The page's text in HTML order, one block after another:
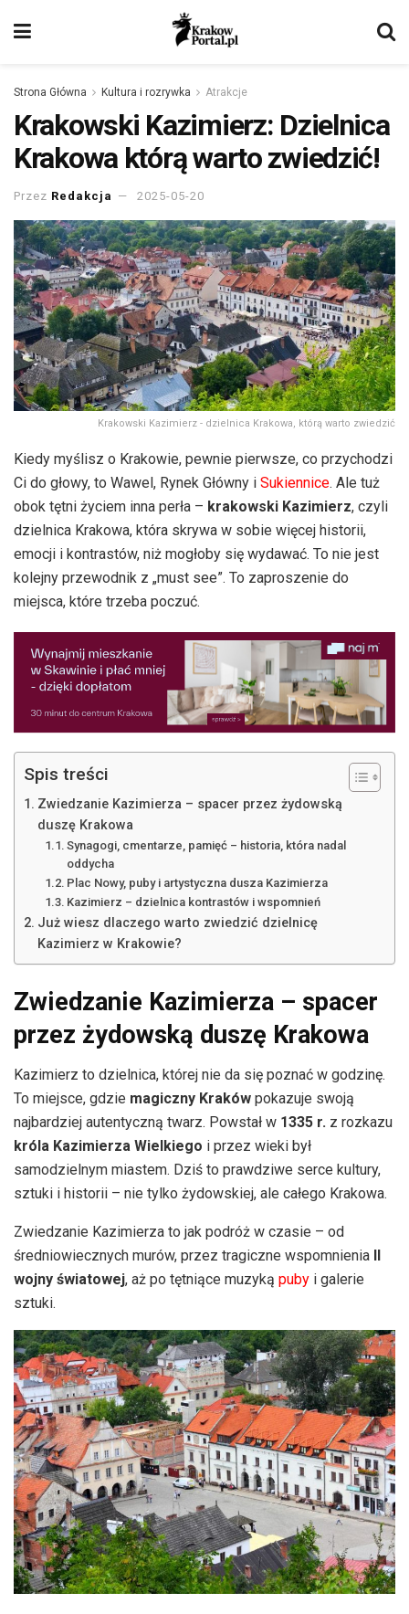
Strona Główna Kultura i rozrywka Atrakcje
Krakowski Kazimierz: Dzielnica
Krakowa którą warto zwiedzić!
Przez Redakcja 2025-05-20
Krakowski Kazimierz - dzielnica Krakowa, którą warto zwiedzić
Kiedy myślisz o Krakowie, pewnie pierwsze, co przychodzi
Ci do głowy, to Wawel, Rynek Główny i Sukiennice. Ale tuż
obok tętni życiem inna perła – krakowski Kazimierz, czyli
dzielnica Krakowa, która skrywa w sobie więcej historii,
emocji i kontrastów, niż mogłoby się wydawać. To nie jest
kolejny przewodnik z „must see”. To zaproszenie do
miejsca, które trzeba poczuć.
Spis treści
Zwiedzanie Kazimierza – spacer przez żydowską
duszę Krakowa
Synagogi, cmentarze, pamięć – historia, która nadal
oddycha
Plac Nowy, puby i artystyczna dusza Kazimierza
Kazimierz – dzielnica kontrastów i wspomnień
Już wiesz dlaczego warto zwiedzić dzielnicę
Kazimierz w Krakowie?
Zwiedzanie Kazimierza – spacer
przez żydowską duszę Krakowa
Kazimierz to dzielnica, której nie da się poznać w godzinę.
To miejsce, gdzie magiczny Kraków pokazuje swoją
najbardziej autentyczną twarz. Powstał w 1335 r. z rozkazu
króla Kazimierza Wielkiego i przez wieki był
samodzielnym miastem. Dziś to prawdziwe serce kultury,
sztuki i historii – nie tylko żydowskiej, ale całego Krakowa.
Zwiedzanie Kazimierza to jak podróż w czasie – od
średniowiecznych murów, przez tragiczne wspomnienia
wojny światowej, aż po tętniące muzyką puby i galerie
sztuki.